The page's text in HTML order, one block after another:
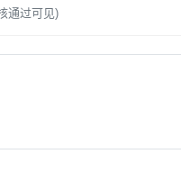
通过可见)